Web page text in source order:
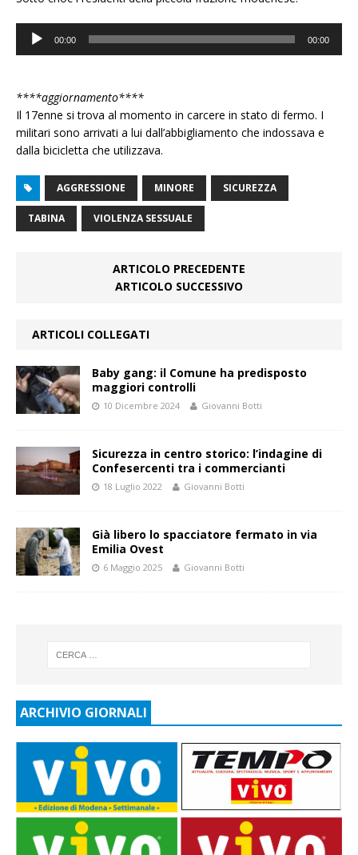
Audio
Player
00:00 00:00
****aggiornamento****
Il 17enne si trova al momento in carcere in stato di fermo. I
militari sono arrivati a lui dall’abbigliamento che indossava e
dalla bicicletta che utilizzava.
AGGRESSIONE MINORE SICUREZZA
TABINA VIOLENZA SESSUALE
ARTICOLO PRECEDENTE
ARTICOLO SUCCESSIVO
ARTICOLI COLLEGATI
Baby gang: il Comune ha predisposto
maggiori controlli
10 Dicembre 2024 Giovanni Botti
Sicurezza in centro storico: l’indagine di
Confesercenti tra i commercianti
18 Luglio 2022 Giovanni Botti
Già libero lo spacciatore fermato in via
Emilia Ovest
6 Maggio 2025 Giovanni Botti
ARCHIVIO GIORNALI